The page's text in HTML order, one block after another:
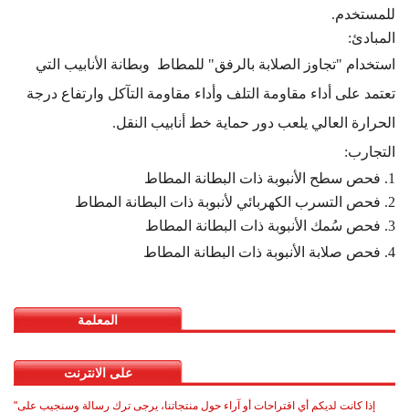
للمستخدم.
المبادئ:
استخدام "تجاوز الصلابة بالرفق" للمطاط وبطانة الأنابيب التي
تعتمد على أداء مقاومة التلف وأداء مقاومة التآكل وارتفاع درجة
الحرارة العالي يلعب دور حماية خط أنابيب النقل.
التجارب:
1. فحص سطح الأنبوبة ذات البطانة المطاط
2. فحص التسرب الكهربائي لأنبوبة ذات البطانة المطاط
3. فحص سُمك الأنبوبة ذات البطانة المطاط
4. فحص صلابة الأنبوبة ذات البطانة المطاط
المعلمة
على الانترنت
"إذا كانت لديكم أي اقتراحات أو آراء حول منتجاتنا، يرجى ترك رسالة وسنجيب على